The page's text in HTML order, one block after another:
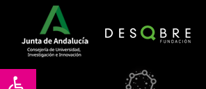
Abrir barra de herramientas